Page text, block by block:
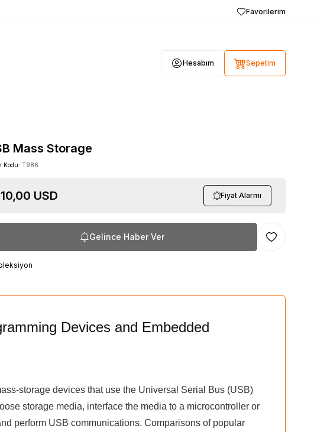
Favorilerim
Hesabım Sepetim
Mass Storage
Kodu: T986
10,00 USD Fiyat Alarmı
Gelince Haber Ver Favoriye
Devices and Embedded
storage devices that use the Universal Serial Bus (USB)
storage media, interface the media to a microcontroller or
perform USB communications. Comparisons of popular